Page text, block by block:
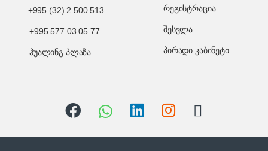
+995 (32) 2 500 513
+995 577 03 05 77
ჰუალინგ პლაზა
რეგისტრაცია
შესვლა
პირადი კაბინეტი